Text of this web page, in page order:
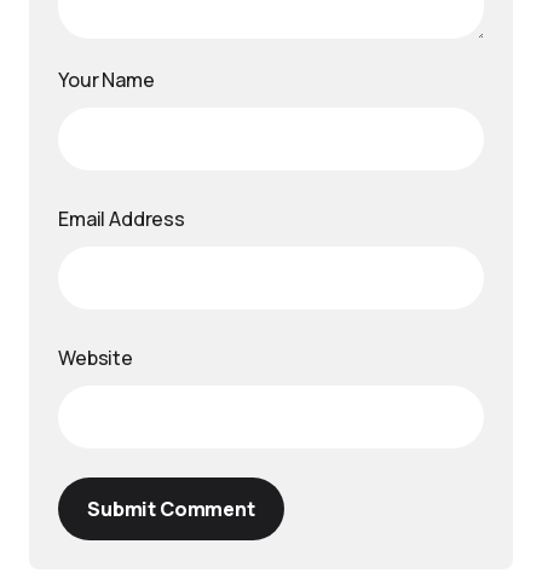
Your Name
Email Address
Website
Submit Comment